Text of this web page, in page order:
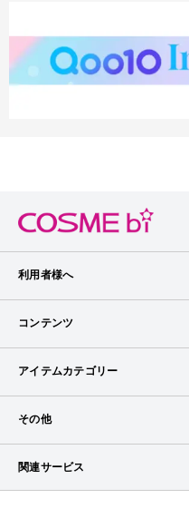
利用者様へ
メンバーログイン
メンバー会員について
アイテム掲載リクエスト
コンテンツ
ランキング
ブランドから探す
ピックアップ特集
アイテムカテゴリー
スキンケア
その他
お問い合わせ（ブランド様）
関連サービス